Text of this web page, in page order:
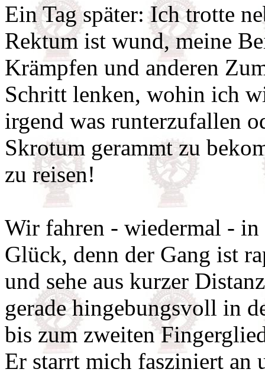
Ein Tag später: Ich trotte
Rektum ist wund, meine
Krämpfen und anderen
Schritt lenken, wohin ich
irgend was runterzufallen
Skrotum gerammt zu
zu reisen!
Wir fahren - wiedermal -
Glück, denn der Gang ist
und sehe aus kurzer
gerade hingebungsvoll in
bis zum zweiten
Er starrt mich fasziniert an